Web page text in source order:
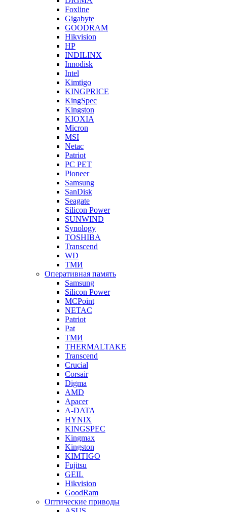
Foxline
Gigabyte
GOODRAM
Hikvision
HP
INDILINX
Innodisk
Intel
Kimtigo
KINGPRICE
KingSpec
Kingston
KIOXIA
Micron
MSI
Netac
Patriot
PC PET
Pioneer
Samsung
SanDisk
Seagate
Silicon Power
SUNWIND
Synology
TOSHIBA
Transcend
WD
ТМИ
Оперативная память
Samsung
Silicon Power
MCPoint
NETAC
Patriot
Pat
ТМИ
THERMALTAKE
Transcend
Crucial
Corsair
Digma
AMD
Apacer
A-DATA
HYNIX
KINGSPEC
Kingmax
Kingston
KIMTIGO
Fujitsu
GEIL
Hikvision
GoodRam
Оптические приводы